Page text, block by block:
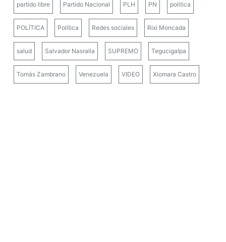
partido libre Partido Nacional PLH PN politica
POLÍTICA Política Redes sociales Rixi Moncada
salud Salvador Nasralla SUPREMO Tegucigalpa
Tomás Zambrano Venezuela VIDEO Xiomara Castro